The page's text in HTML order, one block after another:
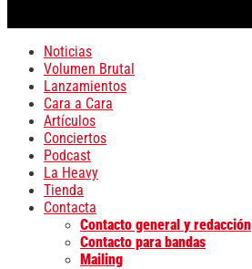
Noticias
Volumen Brutal
Lanzamientos
Cara a Cara
Artículos
Conciertos
Podcast
La Heavy
Tienda
Contacta
Contacto general y redacción
Contacto para bandas
Mailing